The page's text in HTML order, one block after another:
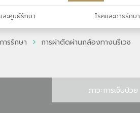
ะศูนย์รักษา โรคและการรักษา
ารรักษา การผ่าตัดผ่านกล้องทางนรีเวช
ภาวะการเจ็บป่วย